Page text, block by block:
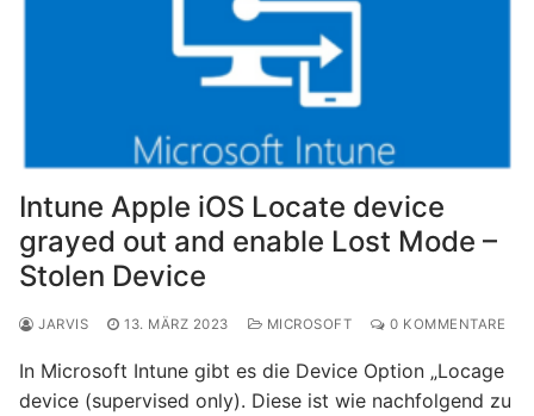
Intune Apple iOS Locate device
grayed out and enable Lost Mode –
Stolen Device
JARVIS 13. MÄRZ 2023 MICROSOFT 0 KOMMENTARE
In Microsoft Intune gibt es die Device Option „Locage
device (supervised only). Diese ist wie nachfolgend zu